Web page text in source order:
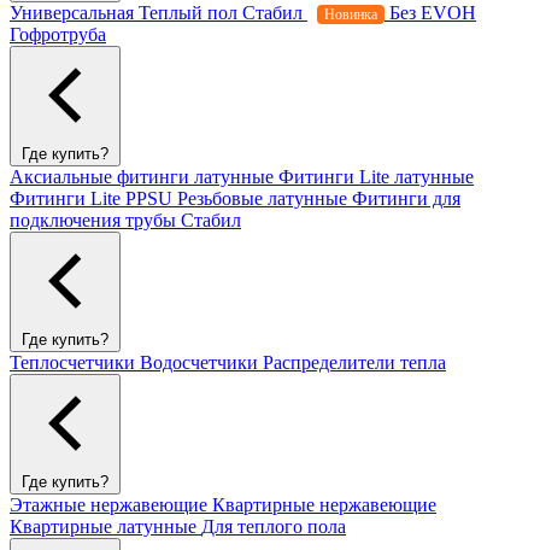
Универсальная Теплый пол Стабил Новинка
Без EVOH
Гофротруба
Где купить?
Аксиальные фитинги латунные Фитинги Lite латунные
Фитинги Lite PPSU Резьбовые латунные Фитинги для
подключения трубы Стабил
Где купить?
Теплосчетчики Водосчетчики Распределители тепла
Где купить?
Этажные нержавеющие Квартирные нержавеющие
Квартирные латунные Для теплого пола